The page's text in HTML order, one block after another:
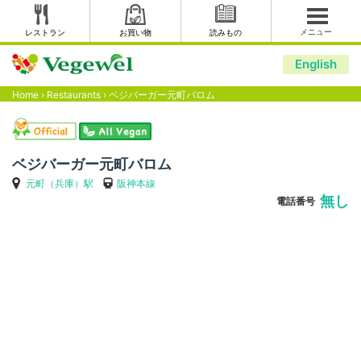
レストラン お買い物 読みもの メニュー
English
Home › Restaurants › ベジバーガー元町バロム
ベジバーガー元町バロム
元町（兵庫）駅
阪神本線
電話番号 無し